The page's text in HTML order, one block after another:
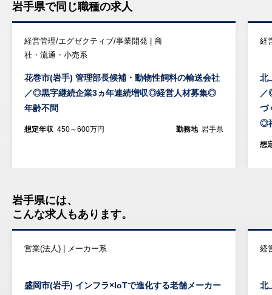
岩手県で同じ職種の求人
経営管理/エグゼクティブ/事業開発 | 商
社・流通・小売系
花巻市(岩手) 管理部長候補・動物性飼料の輸送会社
／◎黒字継続企業3ヵ年連続増収◎経営人材募集◎
年齢不問
想定年収 450～600万円 勤務地 岩手県
経
北
／
づ
◎
想
岩手県には、
こんな求人もあります。
営業(法人) | メーカー系
盛岡市(岩手) インフラ×IoTで進化する老舗メーカー
経
北